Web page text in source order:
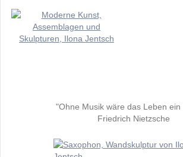
"Ohne Musik wäre das Leben
Friedrich Nietzsche